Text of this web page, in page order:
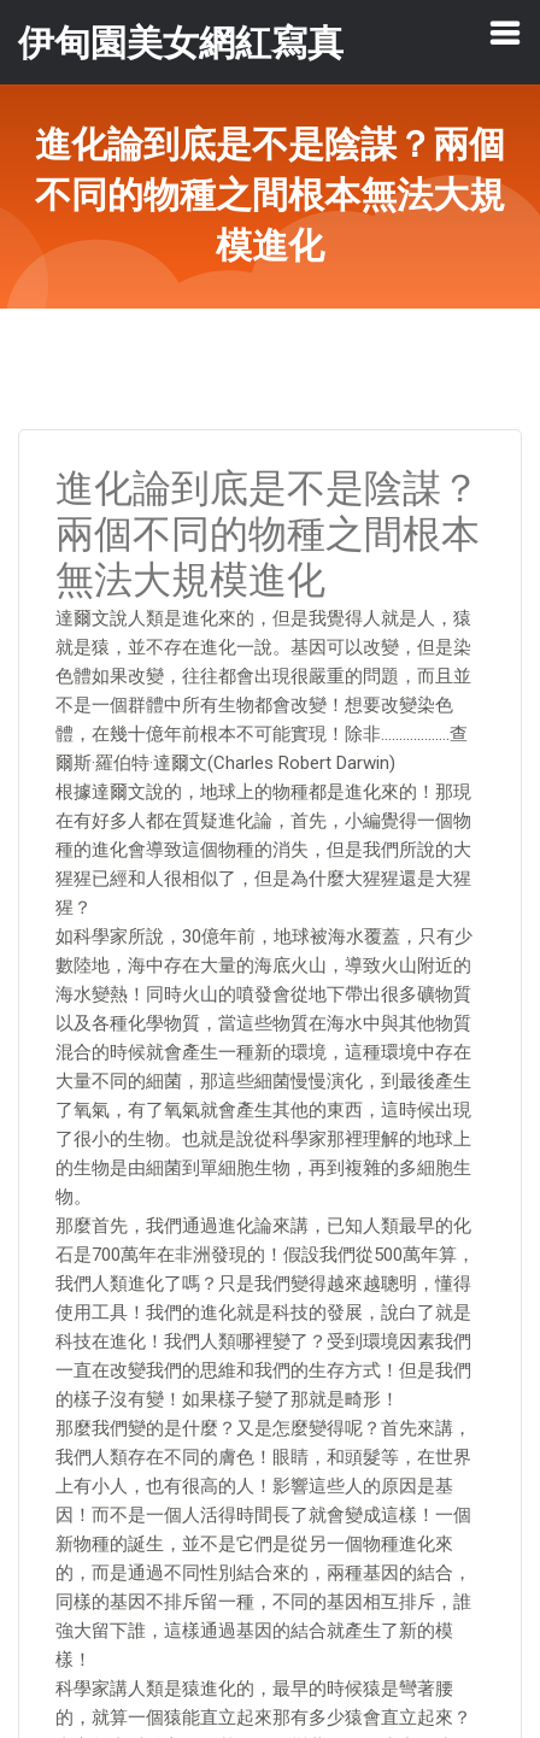
伊甸園美女網紅寫真
進化論到底是不是陰謀？兩個
不同的物種之間根本無法大規
模進化
進化論到底是不是陰謀？
兩個不同的物種之間根本
無法大規模進化
達爾文說人類是進化來的，但是我覺得人就是人，猿
就是猿，並不存在進化一說。基因可以改變，但是染
色體如果改變，往往都會出現很嚴重的問題，而且並
不是一個群體中所有生物都會改變！想要改變染色
體，在幾十億年前根本不可能實現！除非……………….查
爾斯·羅伯特·達爾文(Charles Robert Darwin)
根據達爾文說的，地球上的物種都是進化來的！那現
在有好多人都在質疑進化論，首先，小編覺得一個物
種的進化會導致這個物種的消失，但是我們所說的大
猩猩已經和人很相似了，但是為什麼大猩猩還是大猩
猩？
如科學家所說，30億年前，地球被海水覆蓋，只有少
數陸地，海中存在大量的海底火山，導致火山附近的
海水變熱！同時火山的噴發會從地下帶出很多礦物質
以及各種化學物質，當這些物質在海水中與其他物質
混合的時候就會產生一種新的環境，這種環境中存在
大量不同的細菌，那這些細菌慢慢演化，到最後產生
了氧氣，有了氧氣就會產生其他的東西，這時候出現
了很小的生物。也就是說從科學家那裡理解的地球上
的生物是由細菌到單細胞生物，再到複雜的多細胞生
物。
那麼首先，我們通過進化論來講，已知人類最早的化
石是700萬年在非洲發現的！假設我們從500萬年算，
我們人類進化了嗎？只是我們變得越來越聰明，懂得
使用工具！我們的進化就是科技的發展，說白了就是
科技在進化！我們人類哪裡變了？受到環境因素我們
一直在改變我們的思維和我們的生存方式！但是我們
的樣子沒有變！如果樣子變了那就是畸形！
那麼我們變的是什麼？又是怎麼變得呢？首先來講，
我們人類存在不同的膚色！眼睛，和頭髮等，在世界
上有小人，也有很高的人！影響這些人的原因是基
因！而不是一個人活得時間長了就會變成這樣！一個
新物種的誕生，並不是它們是從另一個物種進化來
的，而是通過不同性別結合來的，兩種基因的結合，
同樣的基因不排斥留一種，不同的基因相互排斥，誰
強大留下誰，這樣通過基因的結合就產生了新的模
樣！
科學家講人類是猿進化的，最早的時候猿是彎著腰
的，就算一個猿能直立起來那有多少猿會直立起來？